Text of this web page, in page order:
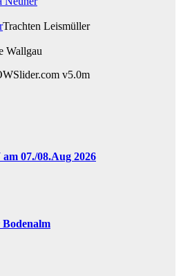
Trachten Leismüller
Wallgau
v5.0m
07./08.Aug 2026
Bodenalm